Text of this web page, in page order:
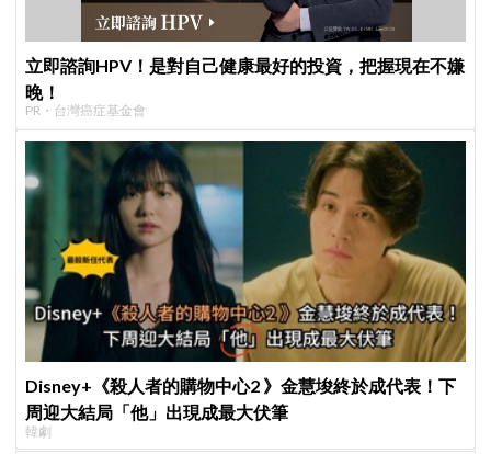
立即諮詢HPV！是對自己健康最好的投資，把握現在不嫌
晚！
PR・台灣癌症基金會
Disney+《殺人者的購物中心2 》金慧埈終於成代表！下
周迎大結局「他」出現成最大伏筆
韓劇